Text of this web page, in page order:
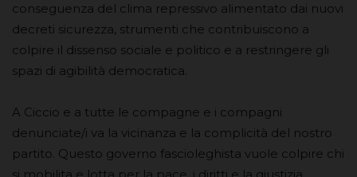
conseguenza del clima repressivo alimentato dai nuovi
decreti sicurezza, strumenti che contribuiscono a
colpire il dissenso sociale e politico e a restringere gli
spazi di agibilità democratica.
A Ciccio e a tutte le compagne e i compagni
denunciate/i va la vicinanza e la complicità del nostro
partito. Questo governo fascioleghista vuole colpire chi